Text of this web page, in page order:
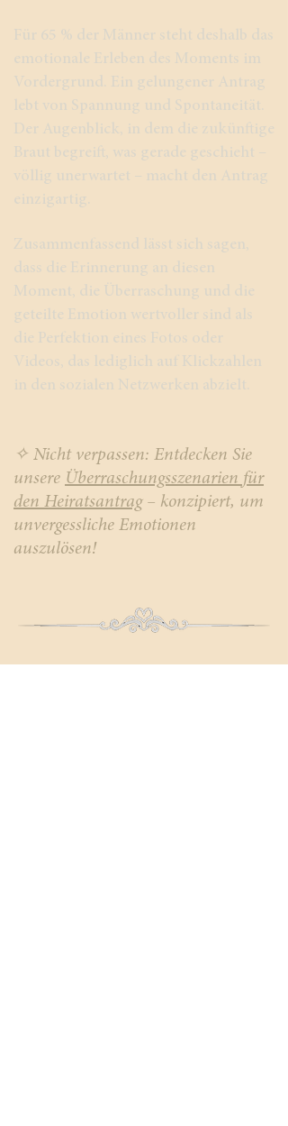
Für 65 % der Männer steht deshalb das
emotionale Erleben des Moments im
Vordergrund. Ein gelungener Antrag
lebt von Spannung und Spontaneität.
Der Augenblick, in dem die zukünftige
Braut begreift, was gerade geschieht –
völlig unerwartet – macht den Antrag
einzigartig.
Zusammenfassend lässt sich sagen,
dass die Erinnerung an diesen
Moment, die Überraschung und die
geteilte Emotion wertvoller sind als
die Perfektion eines Fotos oder
Videos, das lediglich auf Klickzahlen
in den sozialen Netzwerken abzielt.
✧ Nicht verpassen: Entdecken Sie
unsere Überraschungsszenarien für
den Heiratsantrag– konzipiert, um
unvergessliche Emotionen
auszulösen!